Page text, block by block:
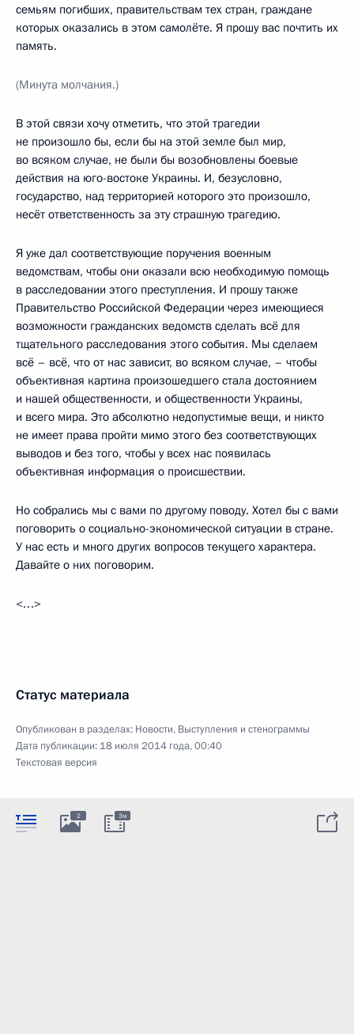
семьям погибших, правительствам тех стран, граждане
которых оказались в этом самолёте. Я прошу вас почтить их
память.
(Минута молчания.)
В этой связи хочу отметить, что этой трагедии
не произошло бы, если бы на этой земле был мир,
во всяком случае, не были бы возобновлены боевые
действия на юго-востоке Украины. И, безусловно,
государство, над территорией которого это произошло,
несёт ответственность за эту страшную трагедию.
Я уже дал соответствующие поручения военным
ведомствам, чтобы они оказали всю необходимую помощь
в расследовании этого преступления. И прошу также
Правительство Российской Федерации через имеющиеся
возможности гражданских ведомств сделать всё для
тщательного расследования этого события. Мы сделаем
всё – всё, что от нас зависит, во всяком случае, – чтобы
объективная картина произошедшего стала достоянием
и нашей общественности, и общественности Украины,
и всего мира. Это абсолютно недопустимые вещи, и никто
не имеет права пройти мимо этого без соответствующих
выводов и без того, чтобы у всех нас появилась
объективная информация о происшествии.
Но собрались мы с вами по другому поводу. Хотел бы с вами
поговорить о социально-экономической ситуации в стране.
У нас есть и много других вопросов текущего характера.
Давайте о них поговорим.
<…>
Статус материала
Опубликован в разделах: Новости, Выступления и стенограммы
Дата публикации: 18 июля 2014 года, 00:40
Текстовая версия
2 3м